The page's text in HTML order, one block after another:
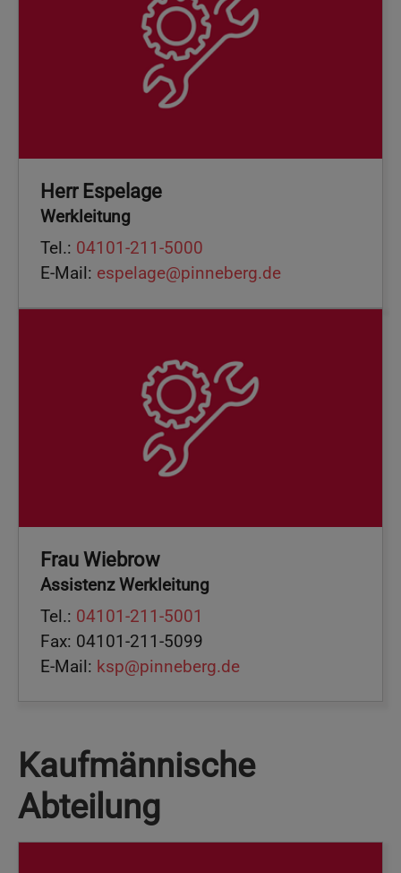
Herr Espelage
Werkleitung
Tel.: 04101-211-5000
E-Mail: espelage@pinneberg.de
Frau Wiebrow
Assistenz Werkleitung
Tel.: 04101-211-5001
Fax: 04101-211-5099
E-Mail: ksp@pinneberg.de
Kaufmännische
Abteilung